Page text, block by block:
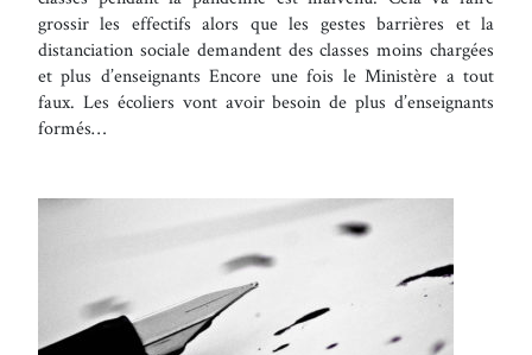
grossir les effectifs alors que les gestes barrières et la
distanciation sociale demandent des classes moins chargées
et plus d’enseignants Encore une fois le Ministère a tout
faux. Les écoliers vont avoir besoin de plus d’enseignants
formés…